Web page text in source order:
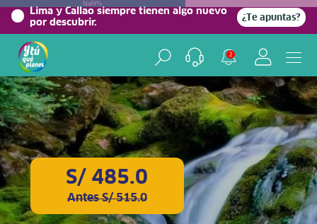
Lima y Callao siempre tienen algo nuevo
por descubrir.
¿Te apuntas?
2
NaN%
S/ 485.0
Antes S/ 515.0